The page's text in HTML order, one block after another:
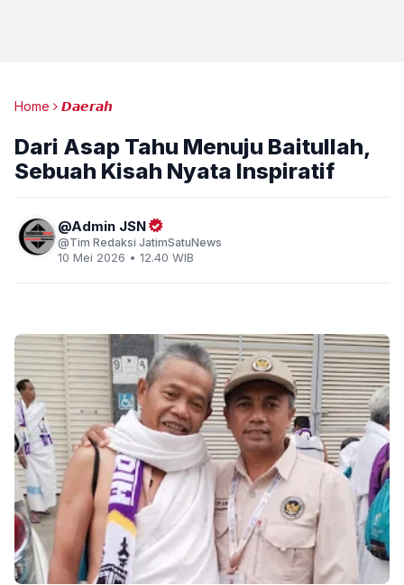
Home 𝘿𝙖𝙚𝙧𝙖𝙝
Dari Asap Tahu Menuju Baitullah,
Sebuah Kisah Nyata Inspiratif
Admin JSN
Tim Redaksi JatimSatuNews
10 Mei 2026 • 12.40 WIB